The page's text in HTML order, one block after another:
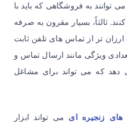
توانند به فروشگاهی که باید با
ثالثاً، بسیار مقرون به صرفه
تر از تماس های تلفن ثابت
ویژگی مانند ارسال تماس و
که می تواند برای مشاغل
زنجیره ای می تواند ابزار